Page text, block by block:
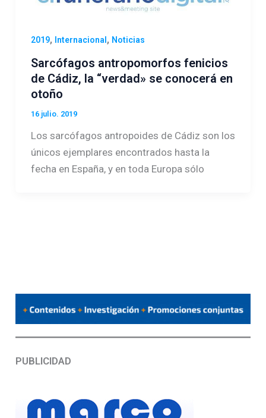
2019, Internacional , Noticias
Sarcófagos antropomorfos fenicios
de Cádiz, la “verdad» se conocerá en
otoño
16 julio. 2019
Los sarcófagos antropoides de Cádiz son los
únicos ejemplares encontrados hasta la
fecha en España, y en toda Europa sólo
PUBLICIDAD